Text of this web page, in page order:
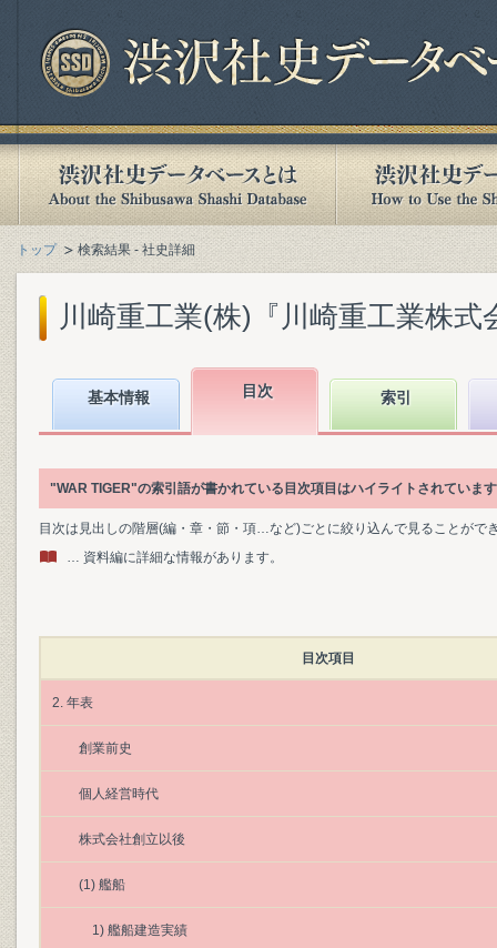
トップ 検索結果 - 社史詳細
川崎重工業(株)『川崎重工業株
基本情報 目次 索引
"WAR TIGER"の索引語が書かれている目次項目はハイライトされていま
目次は見出しの階層(編・章・節・項…など)ごとに絞り込んで見ることがで
… 資料編に詳細な情報があります。
目次項目
2. 年表
創業前史
個人経営時代
株式会社創立以後
(1) 艦船
1) 艦船建造実績